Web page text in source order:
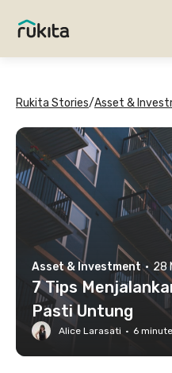
Rukita Stories/Asset &
Asset & Investment · 28
7 Tips
Pasti Untung
Alice Larasati · 6